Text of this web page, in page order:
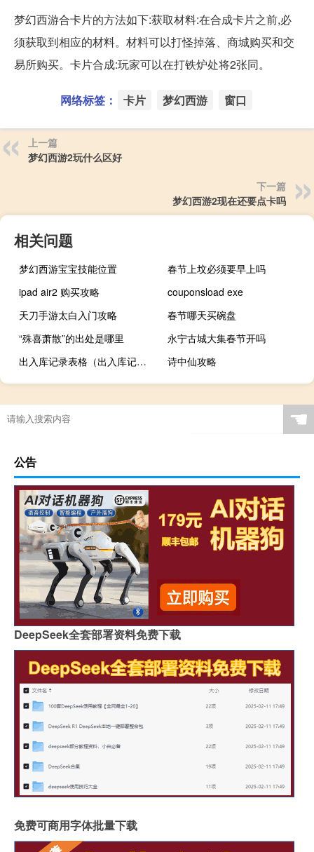
梦幻西游合卡片的方法如下:获取材料:在合成卡片之前,必
须获取到相应的材料。材料可以打怪掉落、商城购买和交
易所购买。卡片合成:玩家可以在打铁炉处将2张同。
网络标签： 卡片 梦幻西游 窗口
上一篇
梦幻西游2玩什么区好
下一篇
梦幻西游2现在还要点卡吗
相关问题
梦幻西游宝宝技能位置
春节上坟必须要早上吗
ipad air2 购买攻略
couponsload exe
天刀手游太白入门攻略
春节哪天买碗盘
“殊喜萧散”的出处是哪里
永宁古城大集春节开吗
出入库记录表格（出入库记录表怎么做）
诗中仙攻略
☚
公告
DeepSeek全套部署资料免费下载
免费可商用字体批量下载